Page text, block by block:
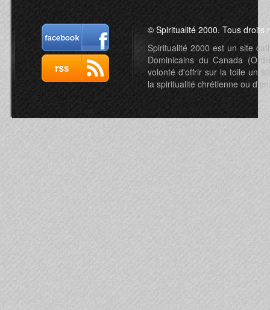
© Spiritualité 2000. Tous droits
Spiritualité 2000 est un site
Dominicains du Canada
volonté d'offrir sur la toile un
la spiritualité chrétienne ou